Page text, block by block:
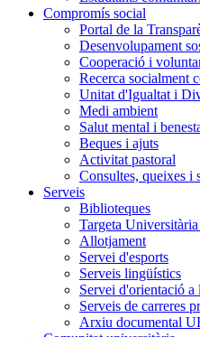
Compromís social
Portal de la
Desenvolupament
Cooperació i
Recerca socialment
Unitat d'Igualtat i
Medi ambient
Salut mental i
Beques i ajuts
Activitat pastoral
Consultes, queixes i
Serveis
Biblioteques
Targeta
Allotjament
Servei d'esports
Serveis lingüístics
Servei d'orientació a
Serveis de carreres
Arxiu documental